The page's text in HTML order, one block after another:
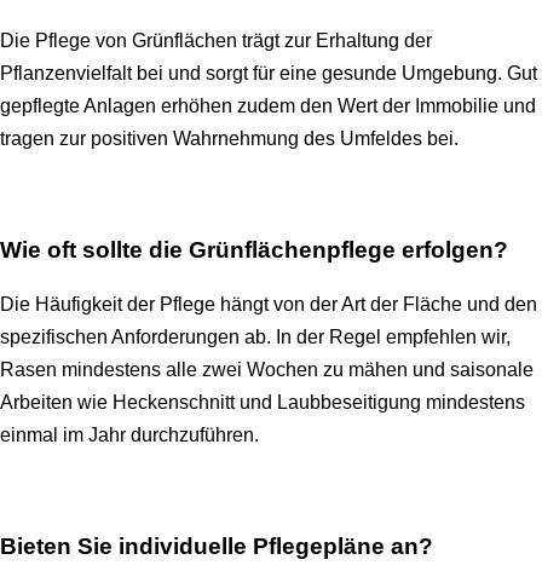
Die Pflege von Grünflächen trägt zur Erhaltung der
Pflanzenvielfalt bei und sorgt für eine gesunde Umgebung. Gut
gepflegte Anlagen erhöhen zudem den Wert der Immobilie und
tragen zur positiven Wahrnehmung des Umfeldes bei.
Wie oft sollte die Grünflächenpflege erfolgen?
Die Häufigkeit der Pflege hängt von der Art der Fläche und den
spezifischen Anforderungen ab. In der Regel empfehlen wir,
Rasen mindestens alle zwei Wochen zu mähen und saisonale
Arbeiten wie Heckenschnitt und Laubbeseitigung mindestens
einmal im Jahr durchzuführen.
Bieten Sie individuelle Pflegepläne an?